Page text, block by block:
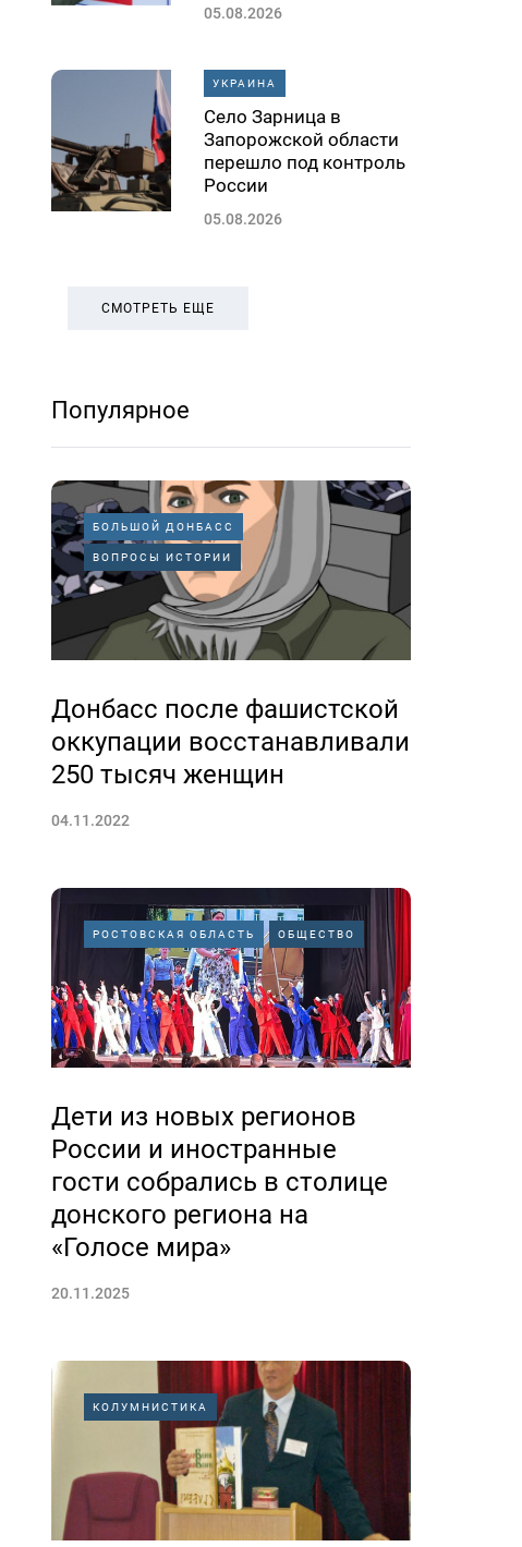
05.08.2026
УКРАИНА
Село Зарница в
Запорожской области
перешло под контроль
России
05.08.2026
СМОТРЕТЬ ЕЩЕ
Популярное
БОЛЬШОЙ ДОНБАСС
ВОПРОСЫ ИСТОРИИ
Донбасс после фашистской
оккупации восстанавливали
250 тысяч женщин
04.11.2022
РОСТОВСКАЯ ОБЛАСТЬ ОБЩЕСТВО
Дети из новых регионов
России и иностранные
гости собрались в столице
донского региона на
«Голосе мира»
20.11.2025
КОЛУМНИСТИКА